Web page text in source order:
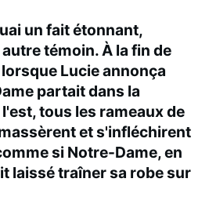
un fait étonnant,
témoin. À la fin de
Lucie annonça
partait dans la
tous les rameaux de
et s'infléchirent
si Notre-Dame, en
laissé traîner sa robe sur